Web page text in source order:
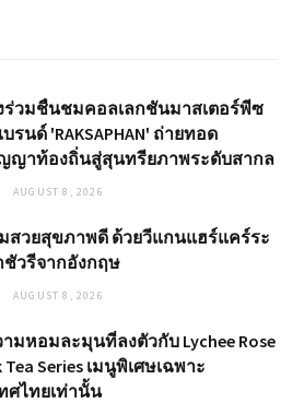
ร่วมชื่นชมคอลเลกชันมาสเตอร์พีซ
รนด์ 'RAKSAPHAN' ถ่ายทอด
ญาท้องถิ่นสู่สุนทรียภาพระดับสากล
AUGUST 8, 2026
สวยสุขภาพดี ด้วยวีแกนแฮร์แคร์ระ
วรีจากอังกฤษ
AUGUST 8, 2026
มหอมละมุนที่ลงตัวกับ Lychee Rose
Tea Series เมนูพิเศษเฉพาะ
ศไทยเท่านั้น